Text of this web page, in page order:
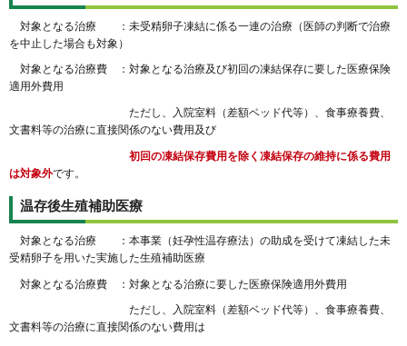
対象となる治療 ：未受精卵子凍結に係る一連の治療（医師の判断で治療
を中止した場合も対象）
対象となる治療費 ：対象となる治療及び初回の凍結保存に要した医療保険
適用外費用
ただし、入院室料（差額ベッド代等）、食事療養費、
文書料等の治療に直接関係のない費用及び
初回の凍結保存費用を除く凍結保存の維持に係る費用
は対象外です。
温存後生殖補助医療
対象となる治療 ：本事業（妊孕性温存療法）の助成を受けて凍結した未
受精卵子を用いた実施した生殖補助医療
対象となる治療費 ：対象となる治療に要した医療保険適用外費用
ただし、入院室料（差額ベッド代等）、食事療養費、
文書料等の治療に直接関係のない費用は